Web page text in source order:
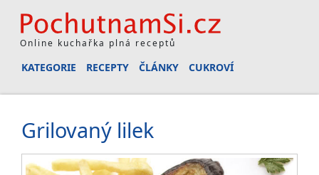
Online kuchařka plná receptů
KATEGORIE RECEPTY ČLÁNKY CUKROVÍ
Grilovaný lilek